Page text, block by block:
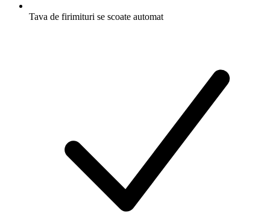
Tava de firimituri se scoate automat